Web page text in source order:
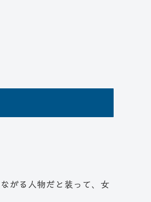
がる人物だと装って、女